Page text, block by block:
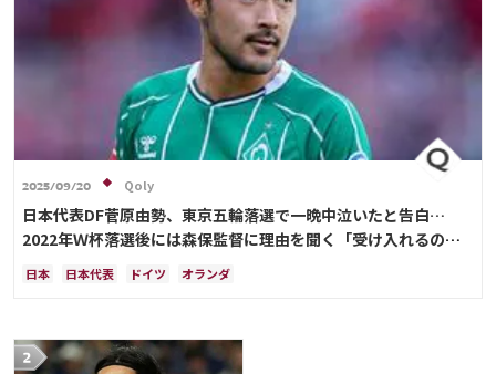
2025/09/20 Qoly
日本代表DF菅原由勢、東京五輪落選で一晩中泣いたと告白…
2022年Ｗ杯落選後には森保監督に理由を聞く「受け入れるのは
難しかった」
日本 日本代表 ドイツ オランダ